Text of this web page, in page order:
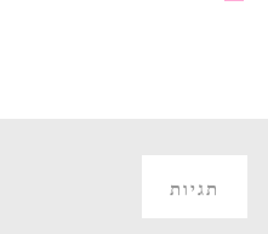
גםתגיות